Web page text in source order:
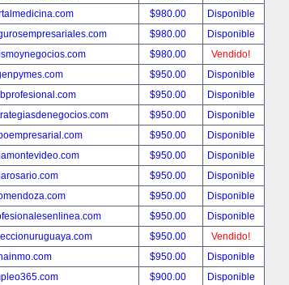
$980.00
Disponible
$980.00
Disponible
$980.00
Vendido!
$950.00
Disponible
$950.00
Disponible
$950.00
Disponible
$950.00
Disponible
$950.00
Disponible
$950.00
Disponible
$950.00
Disponible
$950.00
Disponible
$950.00
Vendido!
$950.00
Disponible
$900.00
Disponible